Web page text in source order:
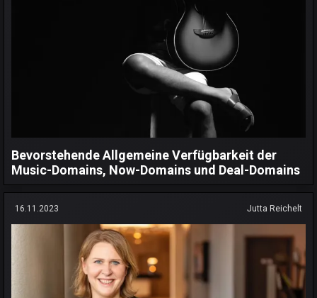
Bevorstehende Allgemeine Verfügbarkeit der
Music-Domains, Now-Domains und Deal-Domains
16.11.2023 Jutta Reichelt